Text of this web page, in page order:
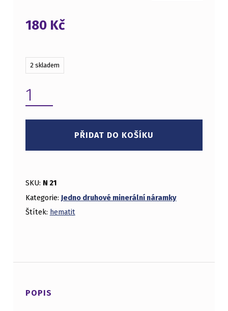
180 Kč
2 skladem
PŘIDAT DO KOŠÍKU
SKU: N 21
Kategorie: Jedno druhové minerální náramky
Štítek: hematit
POPIS